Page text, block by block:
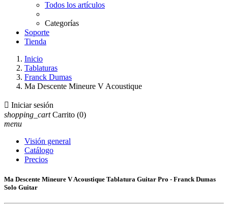
Todos los artículos
Categorías
Soporte
Tienda
Inicio
Tablaturas
Franck Dumas
Ma Descente Mineure V Acoustique
 Iniciar sesión
shopping_cart Carrito (0)
menu
Visión general
Catálogo
Precios
Ma Descente Mineure V Acoustique Tablatura Guitar Pro - Franck Dumas
Solo Guitar